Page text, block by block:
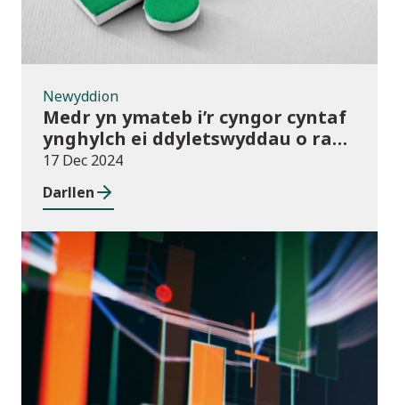
Newyddion
Medr yn ymateb i’r cyngor cyntaf
ynghylch ei ddyletswyddau o ran
y Gymraeg
17 Dec 2024
Darllen
Newyddion